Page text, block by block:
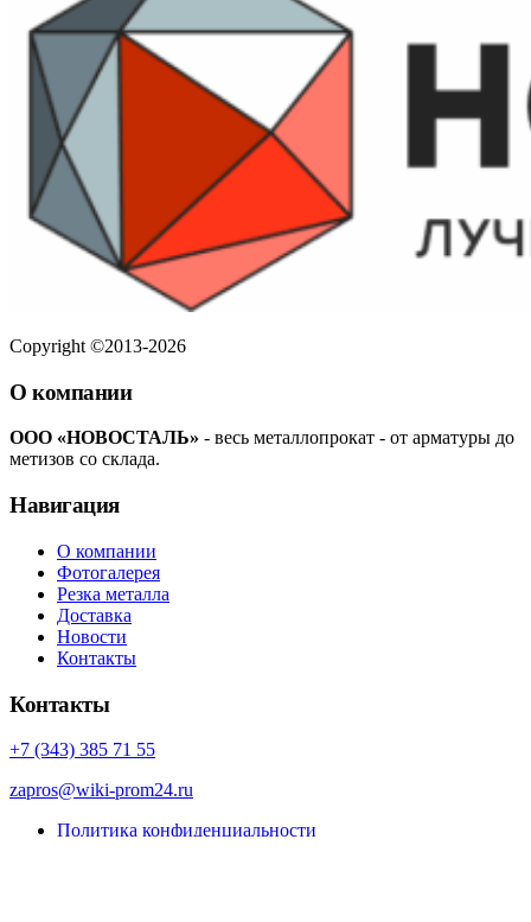
Copyright ©2013-2026
О компании
ООО «НОВОСТАЛЬ» - весь металлопрокат - от арматуры до
метизов со склада.
Навигация
О компании
Фотогалерея
Резка металла
Доставка
Новости
Контакты
Контакты
+7 (343) 385 71 55
zapros@wiki-prom24.ru
Политика конфиденциальности